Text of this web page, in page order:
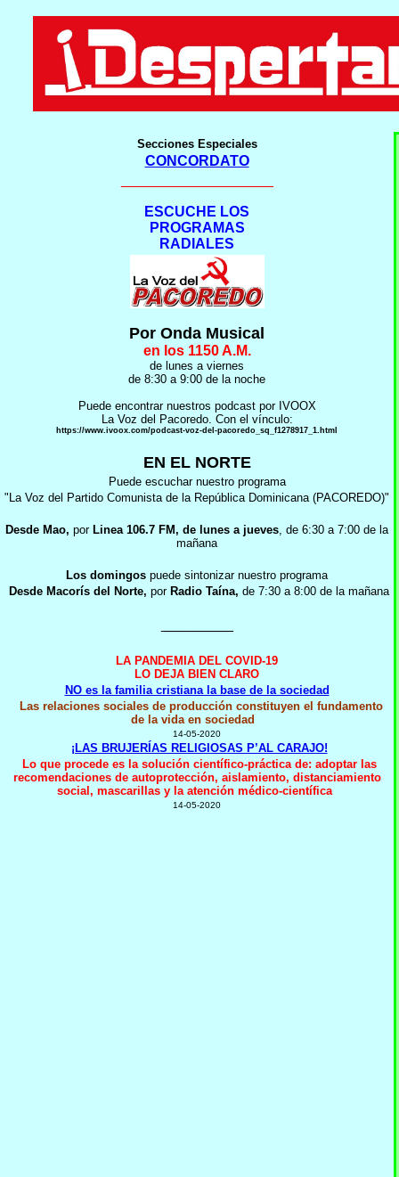
Secciones Especiales
CONCORDATO
ESCUCHE LOS
PROGRAMAS
RADIALES
Por Onda Musical
en los 1150 A.M.
de lunes a viernes
de 8:30 a 9:00 de la noche
Puede encontrar nuestros podcast por IVOOX
La Voz del Pacoredo. Con el vínculo:
https://www.ivoox.com/podcast-voz-del-pacoredo_sq_f1278917_1.html
EN EL NORTE
Puede escuchar nuestro programa
"La Voz del Partido Comunista de la República Dominicana (PACOREDO)"
Desde Mao, por Linea 106.7 FM, de lunes a jueves, de 6:30 a 7:00 de la
mañana
Los domingos puede sintonizar nuestro programa
Desde Macorís del Norte, por Radio Taína, de 7:30 a 8:00 de la mañana
LA PANDEMIA DEL COVID-19
LO DEJA BIEN CLARO
NO es la familia cristiana la base de la sociedad
Las relaciones sociales de producción constituyen el fundamento
de la vida en sociedad
14-05-2020
¡LAS BRUJERÍAS RELIGIOSAS P’AL CARAJO!
Lo que procede es la solución científico-práctica de: adoptar las
recomendaciones de autoprotección, aislamiento, distanciamiento
social, mascarillas y la atención médico-científica
14-05-2020